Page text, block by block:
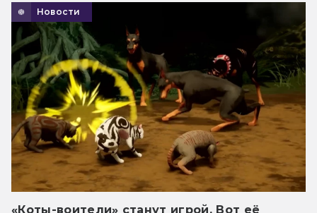
Новости
«Коты-воители» станут игрой. Вот её